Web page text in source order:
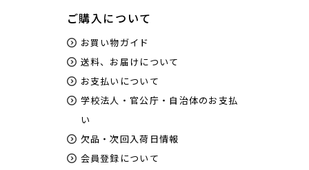
ご購入について
お買い物ガイド
送料、お届けについて
お支払いについて
学校法人・官公庁・自治体のお支払
い
欠品・次回入荷日情報
会員登録について